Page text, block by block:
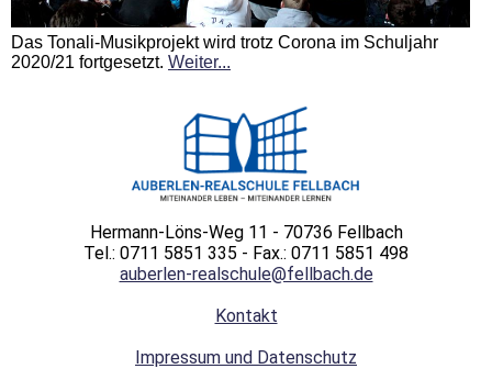
Das Tonali-Musikprojekt wird trotz Corona im Schuljahr
2020/21 fortgesetzt. Weiter...
Hermann-Löns-Weg 11 - 70736 Fellbach
Tel.: 0711 5851 335 - Fax.: 0711 5851 498
auberlen-realschule@fellbach.de
Kontakt
Impressum und Datenschutz